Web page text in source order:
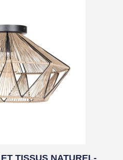
TISSUS NATUREL-